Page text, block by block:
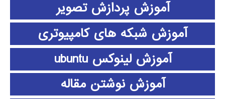
آموزش پردازش تصویر
آموزش شبکه های کامپیوتری
آموزش لینوکس ubuntu
آموزش نوشتن مقاله